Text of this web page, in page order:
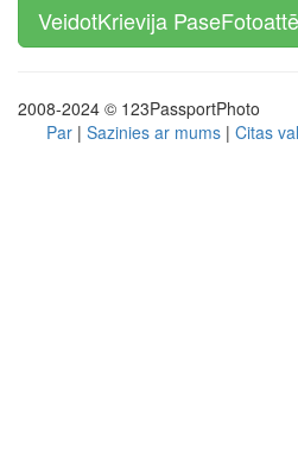
VeidotKrievija
2008-2024 © 123PassportPhoto
Par | Sazinies ar mums | Citas